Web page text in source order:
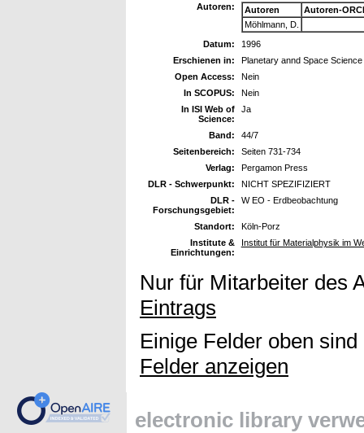
Autoren:
Autoren
Autoren-
Möhlmann, D.
Datum:
1996
Erschienen in:
Planetary annd Space Science
Open Access:
Nein
In SCOPUS:
Nein
In ISI Web of
Science:
Ja
Band:
44/7
Seitenbereich:
Seiten 731-734
Verlag:
Pergamon Press
DLR - Schwerpunkt:
NICHT SPEZIFIZIERT
DLR -
Forschungsgebiet:
W EO - Erdbeobachtung
Standort:
Köln-Porz
Institute &
Einrichtungen:
Institut für Materialphysik im
Nur für Mitarbeiter des
Eintrags
Einige Felder oben
Felder anzeigen
electronic library